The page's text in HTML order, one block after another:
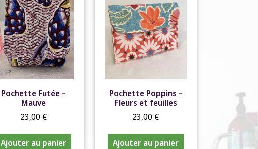
Pochette Futée –
Mauve
23,00 €
Ajouter au panier
Pochette Poppins –
Fleurs et feuilles
23,00 €
Ajouter au panier